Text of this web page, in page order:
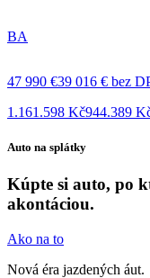
BA
47 990 €39 016 € bez
1.161.598 Kč944.389
Auto na splátky
Kúpte si auto, po
akontáciou.
Ako na to
Nová éra jazdených áut.